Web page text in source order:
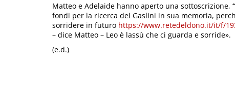
Matteo e Adelaide hanno aperto una sottoscrizione,
fondi per la ricerca del Gaslini in sua memoria,
sorridere in futuro https://www.retedeldono.it/it/f/
– dice Matteo – Leo è lassù che ci guarda e sorride».
(e.d.)